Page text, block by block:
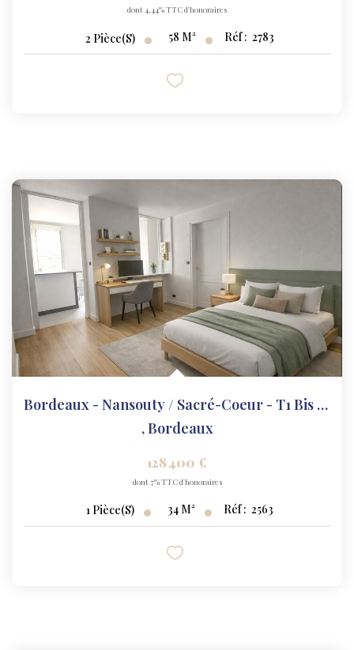
dont 4,44% TTC d'honoraires
2 Pièce(s) 58 M² Réf : 2783
Bordeaux - Nansouty / Sacré-Coeur - T1 Bis 34 M² - Dernier...
,Bordeaux
128 400 €
dont 7% TTC d'honoraires
1 Pièce(s) 34 M² Réf : 2563